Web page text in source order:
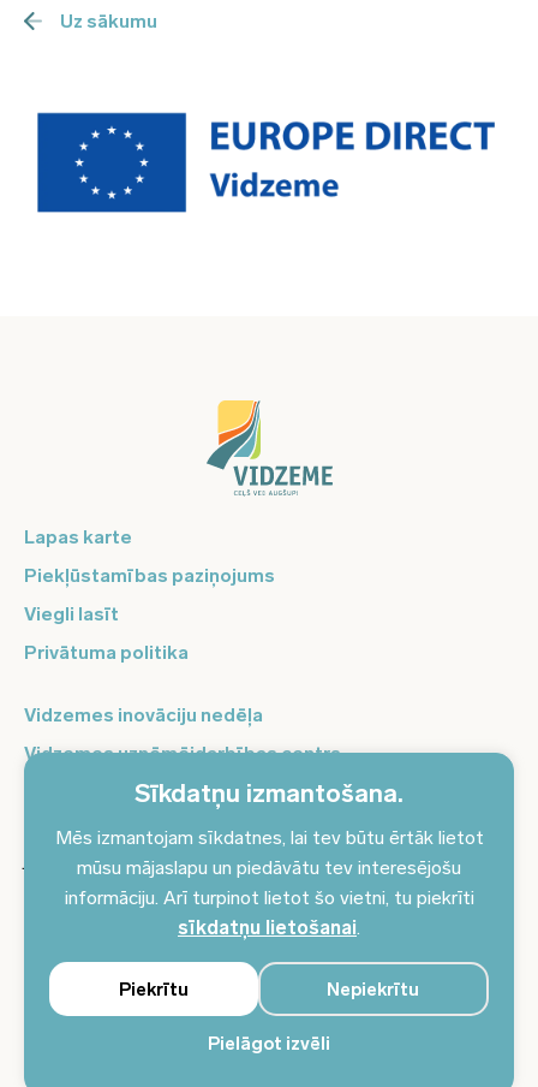
Sīkdatņu izmantošana.
Mēs izmantojam sīkdatnes, lai tev būtu ērtāk lietot
mūsu mājaslapu un piedāvātu tev interesējošu
informāciju. Arī turpinot lietot šo vietni, tu piekrīti
sīkdatņu lietošanai.
Pielāgot izvēli
Nepiekrītu
Piekrītu
Uz sākumu
Lapas karte
Piekļūstamības paziņojums
Viegli lasīt
Privātuma politika
Vidzemes inovāciju nedēļa
Vidzemes uzņēmējdarbības centrs
Balso Vidzeme
Pierakstieties jaunumiem un saņemiet aktuālākos
jaunumus savā e-pastā!
Pieteikties jaunumiem